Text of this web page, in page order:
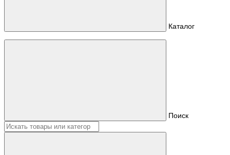
Каталог
Поиск